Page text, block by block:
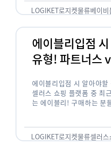
오고 있습니다. 하지만 사
LOGIKET로지켓물류베이비
에이블리입점
유형! 파트너스
에이블리입점 시 알아야
셀러스 쇼핑 플랫폼 중 최
는 에이블리! 구매하는 분
LOGIKET로지켓물류셀러스